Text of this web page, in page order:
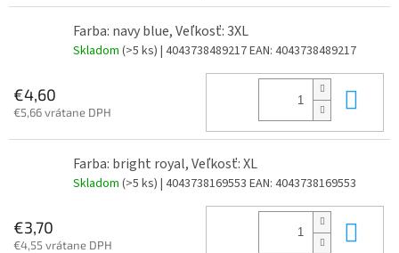
Farba: navy blue, Veľkosť: 3XL
Skladom (>5 ks) | 4043738489217EAN: 4043738489217
€4,60
€5,66 vrátane DPH
Farba: bright royal, Veľkosť: XL
Skladom (>5 ks) | 4043738169553 EAN: 4043738169553
€3,70
€4,55 vrátane DPH